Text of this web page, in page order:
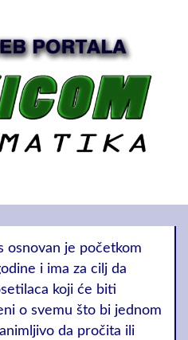
osnovan je početkom
i ima za cilj da
koji će biti
o svemu što bi jednom
da pročita ili